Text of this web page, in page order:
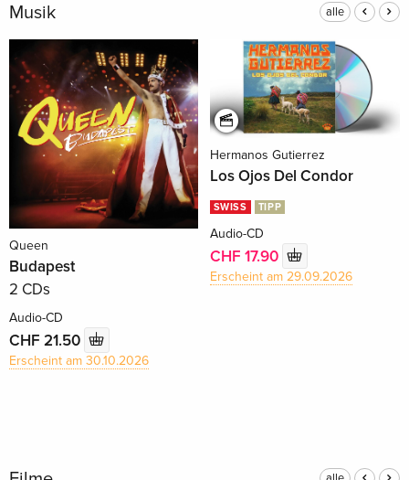
Musik alle
Queen
Budapest
2 CDs
Audio-CD
CHF 21.50
Erscheint am 30.10.2026
Hermanos Gutierrez
Los Ojos Del Condor
SWISS TIPP
Audio-CD
CHF 17.90
Erscheint am 29.09.2026